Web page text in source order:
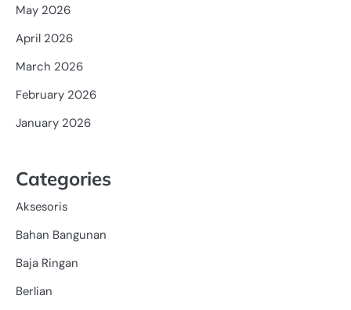
May 2026
April 2026
March 2026
February 2026
January 2026
Categories
Aksesoris
Bahan Bangunan
Baja Ringan
Berlian